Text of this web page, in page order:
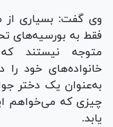
وی گفت: بسیاری از
فقط به بورسیه‌های
متوجه نیستند که
خانواده‌های خود را
به‌عنوان یک دختر
چیزی که می‌خواهم
یابد.